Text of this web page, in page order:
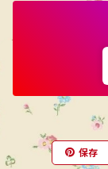
保存